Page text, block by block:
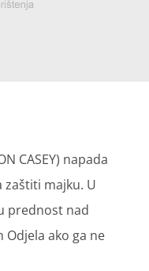
CASEY) napada
zaštiti majku. U
prednost nad
ako ga ne